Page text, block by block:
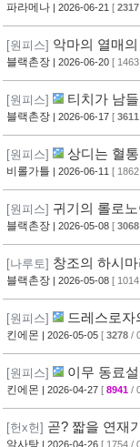
파라메나 | 2026-06-21 [ 2317
[원피스] 악마의 열매
블랙촌장 | 2026-06-20 [
[원피스] 티치가 남
블랙촌장 | 2026-06-17 [ 3611
[원피스] 상디는 혈
비롤가틀 | 2026-06-11 [
[원피스] 귀기의 롤로
블랙촌장 | 2026-05-08 [ 3068
[나루토] 창조의 하시
블랙촌장 | 2026-05-08 [
[원피스] 드레스로
킨에몬 | 2026-05-05 [ 3278 /
[원피스] 이무 동료설
킨에몬 | 2026-04-27 [ 8941 /
[헌x헌] 곧? 짧을 연재
알사탕 | 2026-04-26 [ 1754 /